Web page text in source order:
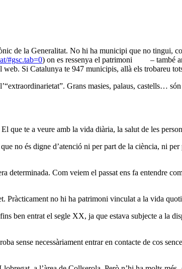
de la Generalitat. No hi ha municipi que no tingui,
#gsc.tab=0) on es ressenya el patrimoni – també
Si Catalunya te 947 municipis, allà els trobareu
Grans masies, palaus, castells…
que te a veure amb la vida diària, la salut de les
no és digne d’atenció ni per part de la ciència, ni
determinada. Com veiem el passat ens fa entendre
Pràcticament no hi ha patrimoni vinculat a la vida
ben entrat el segle XX, ja que estava subjecte a la
sense necessàriament entrar en contacte de cos